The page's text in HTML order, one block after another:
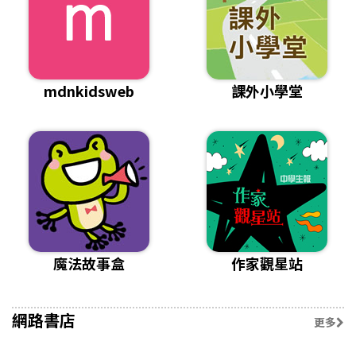
mdnkidsweb 課外小學堂
魔法故事盒 作家觀星站
網路書店 更多